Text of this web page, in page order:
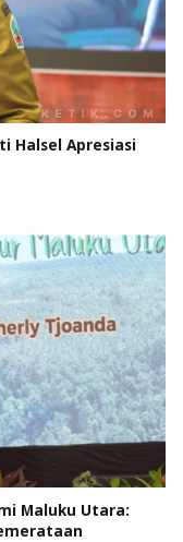
Halsel Apresiasi
Maluku Utara: